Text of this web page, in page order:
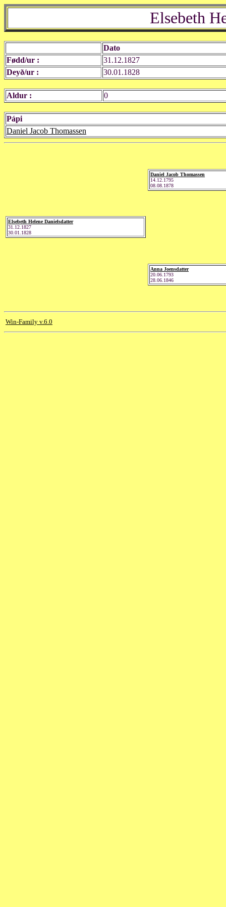
Elsebeth
Dato
Fødd/ur :
31.12.1827
Deyð/ur :
30.01.1828
Aldur : 0
Pápi
Daniel Jacob Thomassen
Elsebeth Helene Danielsdatter
31.12.1827
30.01.1828
Daniel Jacob Thomassen
14.12.1795
08.08.1878
Anna Joensdatter
20.06.1793
28.06.1846
Win-Family v.6.0